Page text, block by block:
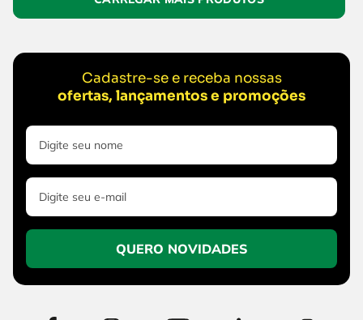
Cadastre-se e receba nossas
ofertas, lançamentos e promoções
QUERO NOVIDADES